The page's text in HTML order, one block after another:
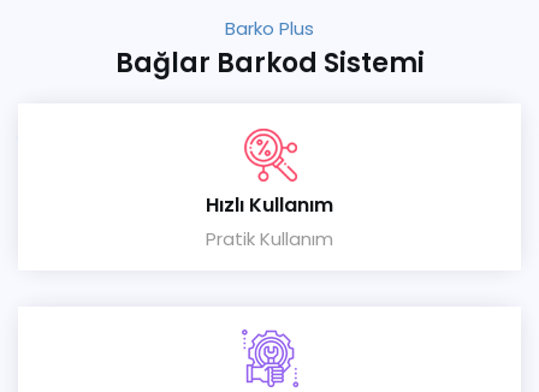
Barko Plus
Bağlar Barkod Sistemi
Hızlı Kullanım
Pratik Kullanım